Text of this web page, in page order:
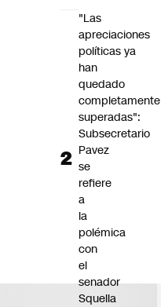
"Las
apreciaciones
políticas ya
han
quedado
completamente
superadas":
Subsecretario
Pavez
se
refiere
a
la
polémica
con
el
senador
Squella